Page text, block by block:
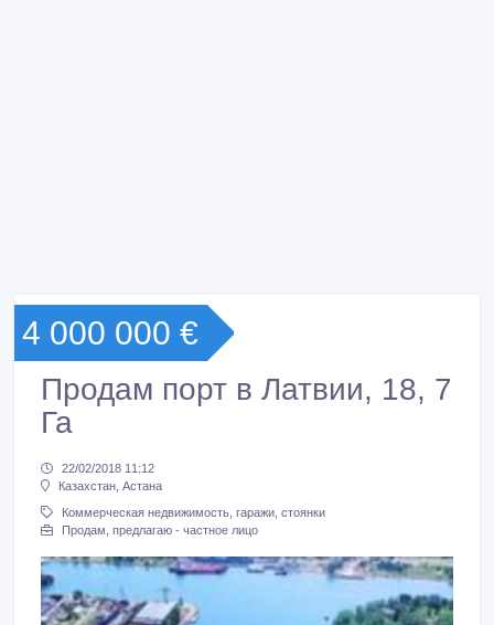
4 000 000 €
Продам порт в Латвии, 18, 7
Га
22/02/2018 11:12
Казахстан, Астана
Коммерческая недвижимость, гаражи, стоянки
Продам, предлагаю - частное лицо